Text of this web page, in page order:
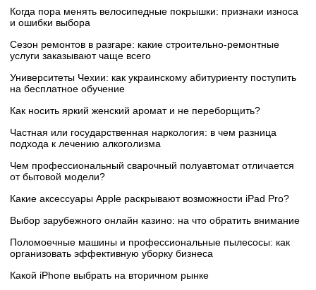
Когда пора менять велосипедные покрышки: признаки износа
и ошибки выбора
Сезон ремонтов в разгаре: какие строительно-ремонтные
услуги заказывают чаще всего
Университеты Чехии: как украинскому абитуриенту поступить
на бесплатное обучение
Как носить яркий женский аромат и не переборщить?
Частная или государственная наркология: в чем разница
подхода к лечению алкоголизма
Чем профессиональный сварочный полуавтомат отличается
от бытовой модели?
Какие аксессуары Apple раскрывают возможности iPad Pro?
Выбор зарубежного онлайн казино: на что обратить внимание
Поломоечные машины и профессиональные пылесосы: как
организовать эффективную уборку бизнеса
Какой iPhone выбрать на вторичном рынке